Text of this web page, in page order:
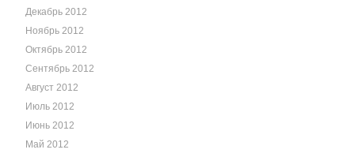
Декабрь 2012
Ноябрь 2012
Октябрь 2012
Сентябрь 2012
Август 2012
Июль 2012
Июнь 2012
Май 2012